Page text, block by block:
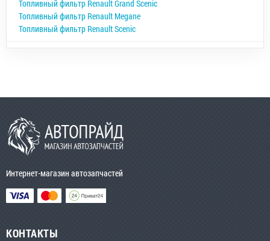
Топливный фильтр Renault Grand Scenic
Топливный фильтр Renault Megane
Топливный фильтр Renault Scenic
Интернет-магазин автозапчастей
КОНТАКТЫ